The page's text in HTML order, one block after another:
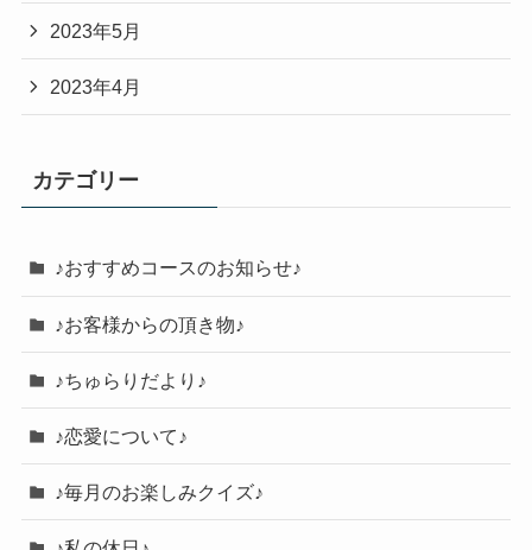
2023年5月
2023年4月
カテゴリー
♪おすすめコースのお知らせ♪
♪お客様からの頂き物♪
♪ちゅらりだより♪
♪恋愛について♪
♪毎月のお楽しみクイズ♪